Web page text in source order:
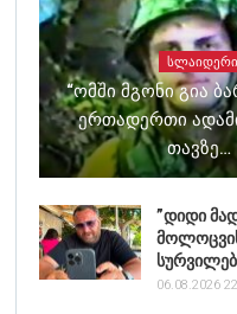
ᲡᲚᲐᲘᲓᲔᲠᲘ
“ომში Მგონი Გია
Ერთადერთი
Თავზე…
”დიდი
06.08.2026